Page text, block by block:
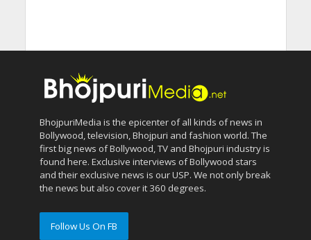
BhojpuriMedia is the epicenter of all kinds of news in
Bollywood, television, Bhojpuri and fashion world. The
first big news of Bollywood, TV and Bhojpuri industry is
found here. Exclusive interviews of Bollywood stars
and their exclusive news is our USP. We not only break
the news but also cover it 360 degrees.
Follow Us On FB